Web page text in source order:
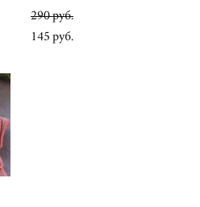
290 pуб.
145 pуб.